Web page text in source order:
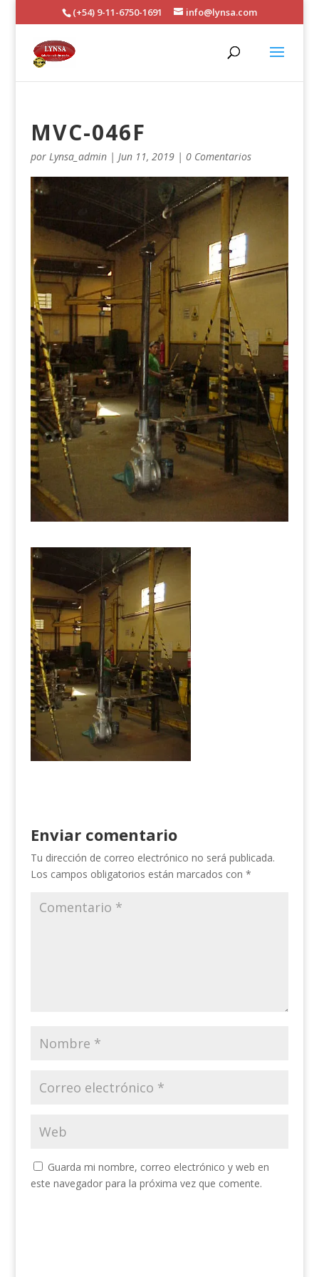
(+54) 9-11-6750-1691 info@lynsa.com
MVC-046F
por Lynsa_admin| Jun 11, 2019| 0 Comentarios
Enviar comentario
Tu dirección de correo electrónico no será publicada.
Los campos obligatorios están marcados con *
Guarda mi nombre, correo electrónico y web en
este navegador para la próxima vez que comente.